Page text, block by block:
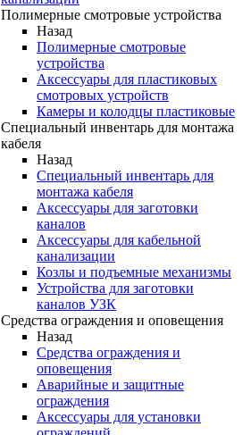
Полимерные смотровые устройства
Назад
Полимерные смотровые
устройства
Аксессуары для пластиковых
смотровых устройств
Камеры и колодцы пластиковые
Специальный инвентарь для монтажа
кабеля
Назад
Специальный инвентарь для
монтажа кабеля
Аксессуары для заготовки
каналов
Аксессуары для кабельной
канализации
Козлы и подъемные механизмы
Устройства для заготовки
каналов УЗК
Средства ограждения и оповещения
Назад
Средства ограждения и
оповещения
Аварийные и защитные
ограждения
Аксессуары для установки